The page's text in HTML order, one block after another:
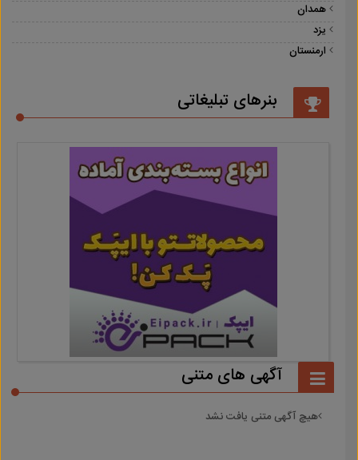
همدان
یزد
ارمنستان
بنرهای تبلیغاتی
آگهی های متنی
هیچ آگهی متنی یافت نشد